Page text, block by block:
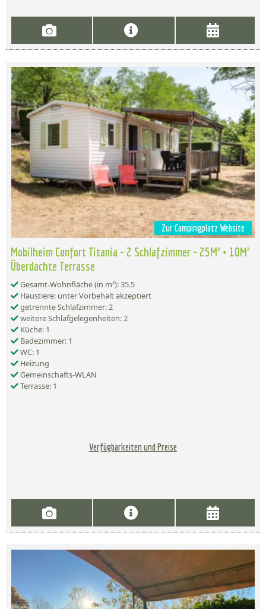
Zur Campingplatz Website
Mobilheim Confort Titania - 2 Schlafzimmer - 25M² + 10M²
Überdachte Terrasse
Gesamt-Wohnfläche (in m²): 35.5
Haustiere: unter Vorbehalt akzeptiert
getrennte Schlafzimmer: 2
weitere Schlafgelegenheiten: 2
Küche: 1
Badezimmer: 1
WC: 1
Heizung
Gemeinschafts-WLAN
Terrasse: 1
Verfügbarkeiten und Preise